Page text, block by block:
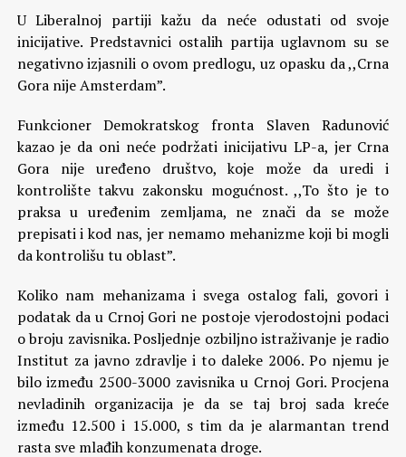
U Liberalnoj partiji kažu da neće odustati od svoje
inicijative. Predstavnici ostalih partija uglavnom su se
negativno izjasnili o ovom predlogu, uz opasku da ,,Crna
Gora nije Amsterdam”.
Funkcioner Demokratskog fronta Slaven Radunović
kazao je da oni neće podržati inicijativu LP-a, jer Crna
Gora nije uređeno društvo, koje može da uredi i
kontrolište takvu zakonsku mogućnost. ,,To što je to
praksa u uređenim zemljama, ne znači da se može
prepisati i kod nas, jer nemamo mehanizme koji bi mogli
da kontrolišu tu oblast”.
Koliko nam mehanizama i svega ostalog fali, govori i
podatak da u Crnoj Gori ne postoje vjerodostojni podaci
o broju zavisnika. Posljednje ozbiljno istraživanje je radio
Institut za javno zdravlje i to daleke 2006. Po njemu je
bilo između 2500-3000 zavisnika u Crnoj Gori. Procjena
nevladinih organizacija je da se taj broj sada kreće
između 12.500 i 15.000, s tim da je alarmantan trend
rasta sve mlađih konzumenata droge.